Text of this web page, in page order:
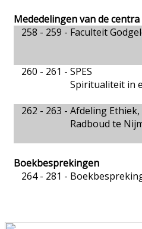
Mededelingen van de
258 - 259 - Faculteit
260 - 261 - SPES
Spiritualiteit in
262 - 263 - Afdeling Ethiek,
Radboud te
Boekbesprekingen
264 - 281 -